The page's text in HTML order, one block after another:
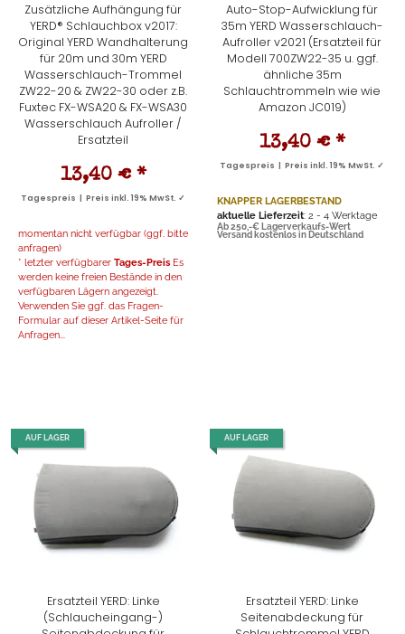
Zusätzliche Aufhängung für
YERD® Schlauchbox v2017:
Original YERD Wandhalterung
für 20m und 30m YERD
Wasserschlauch-Trommel
ZW22-20 & ZW22-30 oder z.B.
Fuxtec FX-WSA20 & FX-WSA30
Wasserschlauch Aufroller /
Ersatzteil
13,40 € *
Tagespreis | Preis inkl. 19% MwSt. ✓
momentan nicht verfügbar (ggf. bitte
anfragen)
* letzter verfügbarer Tages-Preis Es
werden keine freien Bestände in den
verfügbaren Lägern angezeigt.
Verwenden Sie ggf. das Fragen-
Formular auf dieser Artikel-Seite für
Anfragen...
Auto-Stop-Aufwicklung für
35m YERD Wasserschlauch-
Aufroller v2021 (Ersatzteil für
Modell 700ZW22-35 u. ggf.
ähnliche 35m
Schlauchtrommeln wie wie
Amazon JC019)
13,40 € *
Tagespreis | Preis inkl. 19% MwSt. ✓
KNAPPER LAGERBESTAND
aktuelle Lieferzeit: 2 - 4 Werktage
Ab 250,-€ Lagerverkaufs-Wert
Versand kostenlos in Deutschland
AUF LAGER
Ersatzteil YERD: Linke
(Schlaucheingang-)
AUF LAGER
Ersatzteil YERD: Linke
Seitenabdeckung für